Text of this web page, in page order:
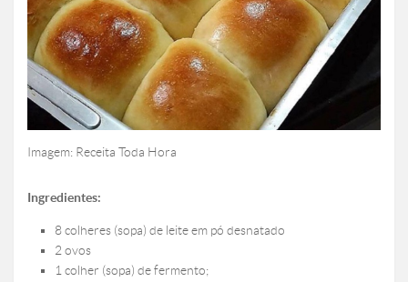
Imagem: Receita Toda Hora
Ingredientes:
8 colheres (sopa) de leite em pó desnatado
2 ovos
1 colher (sopa) de fermento;